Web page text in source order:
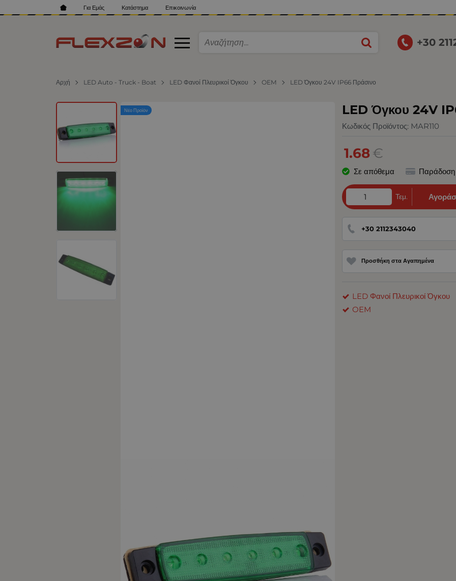
Για Εμάς Κατάστημα Επικοινωνία
+30
Αρχή LED Auto - Truck - Boat LED Φανοί Πλευρικοί Όγκου OEM LED Όγκου 24V IP66 Πράσινο
LED Όγκου 24V
Κωδικός Προϊόντος: MAR110
Νέο Προϊόν
1.68€
Σε απόθεμα
Τεμ.
+30 2112343040
Προσθήκη στα Αγαπημένα
LED Φανοί Πλευρικοί Όγκου
OEM